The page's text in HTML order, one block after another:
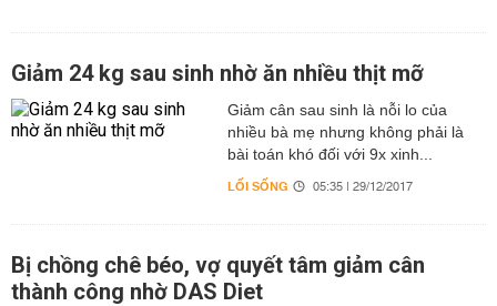
Giảm 24 kg sau sinh nhờ ăn nhiều thịt mỡ
Giảm cân sau sinh là nỗi lo của
nhiều bà mẹ nhưng không phải là
bài toán khó đối với 9x xinh...
LỐI SỐNG 05:35 | 29/12/2017
Bị chồng chê béo, vợ quyết tâm giảm cân
thành công nhờ DAS Diet